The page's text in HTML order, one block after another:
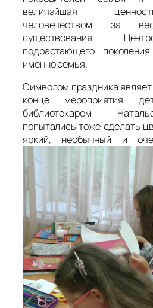
величайшая
человечеством за
существования.
подрастающего
именно семья.
Символом праздника
конце мероприятия
библиотекарем
попытались тоже сделать
яркий, необычный и